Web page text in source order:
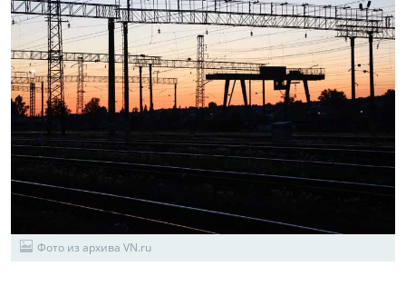
Фото из архива VN.ru